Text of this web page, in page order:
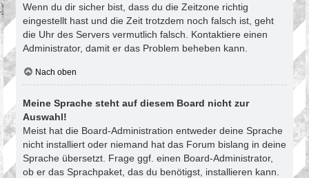
Wenn du dir sicher bist, dass du die Zeitzone richtig
eingestellt hast und die Zeit trotzdem noch falsch ist, geht
die Uhr des Servers vermutlich falsch. Kontaktiere einen
Administrator, damit er das Problem beheben kann.
Nach oben
Meine Sprache steht auf diesem Board nicht zur
Auswahl!
Meist hat die Board-Administration entweder deine Sprache
nicht installiert oder niemand hat das Forum bislang in deine
Sprache übersetzt. Frage ggf. einen Board-Administrator,
ob er das Sprachpaket, das du benötigst, installieren kann.